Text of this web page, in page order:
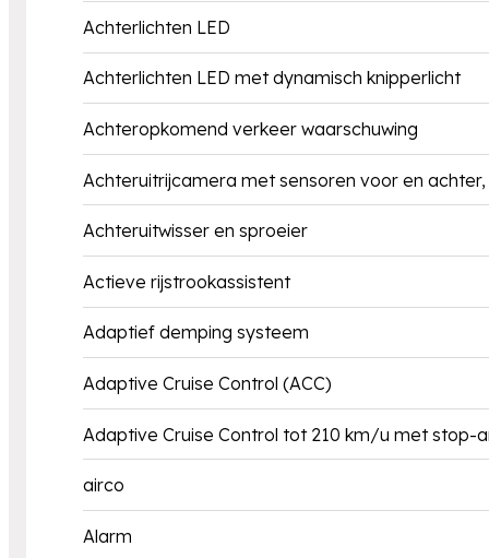
Achterlichten LED
Achterlichten LED met dynamisch knipperlicht
Achteropkomend verkeer waarschuwing
Achteruitrijcamera met sensoren voor en
Achteruitwisser en sproeier
Actieve rijstrookassistent
Adaptief demping systeem
Adaptive Cruise Control (ACC)
Adaptive Cruise Control tot 210 km/u met stop-
airco
Alarm